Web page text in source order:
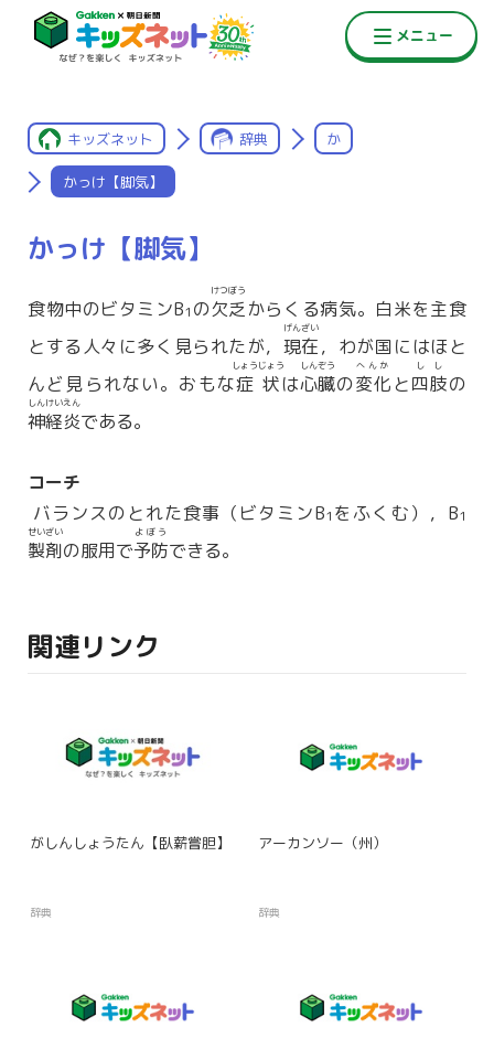
キッズネット 辞典 か
かっけ【脚気】
かっけ【脚気】
食物中のビタミンB1 の欠乏
けつぼう
からくる病気。白米を主食
とする人々に多く見られたが， 現在
げんざい
，わが国にはほと
んど見られない。おもな症状
しょうじょう
は心臓
しんぞう
の変化
へんか
と四肢
しし
の
神経炎
しんけいえん
である。
コーチ
バランスのとれた食事（ビタミンB1 をふくむ），B1
製剤
せいざい
の服用で予防
よぼう
できる。
関連リンク
がしんしょうたん【臥薪嘗胆】
辞典
アーカンソー（州）
辞典